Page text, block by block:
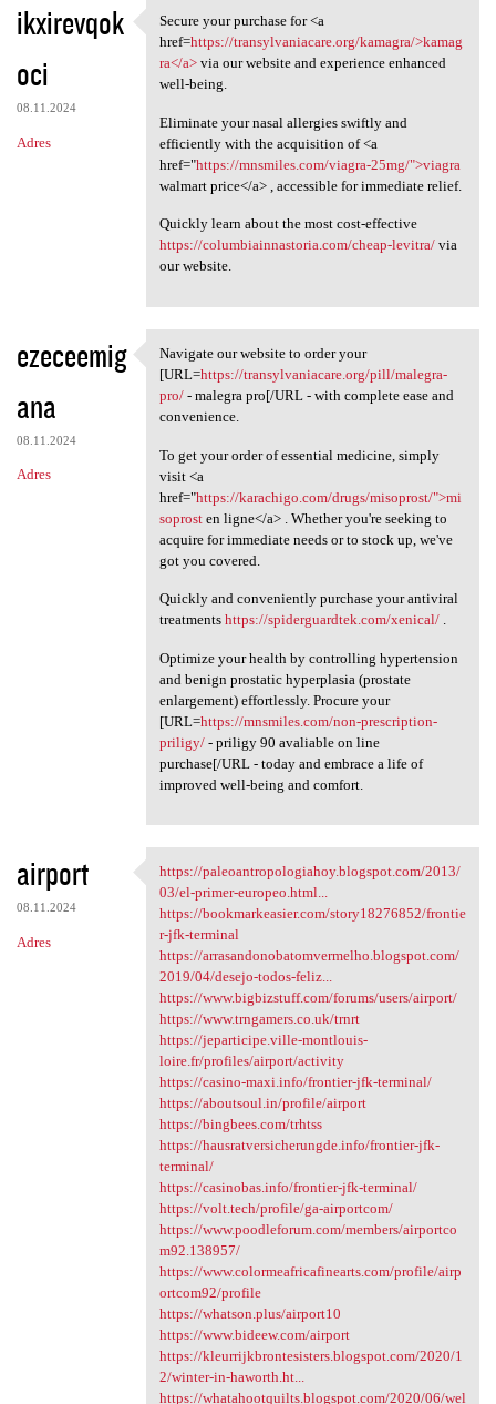
ikxirevqok
oci
08.11.2024
Adres
Secure your purchase for <a
Secure your purchase for <a
href=https://transylvaniacare.org/kamagra/>kamag
ra</a>via our website and experience enhanced
well-being.
Eliminate your nasal allergies swiftly and
efficiently with the acquisition of <a
href="https://mnsmiles.com/viagra-25mg/">viagra
walmart price</a> , accessible for immediate relief.
Quickly learn about the most cost-effective
https://columbiainnastoria.com/cheap-levitra/via
our website.
ezeceemig
ana
08.11.2024
Adres
Navigate our website to order
Navigate our website to order your
[URL=https://transylvaniacare.org/pill/malegra-
pro/- malegra pro[/URL - with complete ease and
convenience.
To get your order of essential medicine, simply
visit <a
href="https://karachigo.com/drugs/misoprost/">mi
soprosten ligne</a> . Whether you're seeking to
acquire for immediate needs or to stock up, we've
got you covered.
Quickly and conveniently purchase your antiviral
treatments https://spiderguardtek.com/xenical/.
Optimize your health by controlling hypertension
and benign prostatic hyperplasia (prostate
enlargement) effortlessly. Procure your
[URL=https://mnsmiles.com/non-prescription-
priligy/- priligy 90 avaliable on line
purchase[/URL - today and embrace a life of
improved well-being and comfort.
airport
08.11.2024
Adres
https://paleoantropologiahoy
https://paleoantropologiahoy.blogspot.com/2013/
03/el-primer-europeo.html...
https://bookmarkeasier.com/story18276852/frontie
r-jfk-terminal
https://arrasandonobatomvermelho.blogspot.com/
2019/04/desejo-todos-feliz...
https://www.bigbizstuff.com/forums/users/airport/
https://www.trngamers.co.uk/trnrt
https://jeparticipe.ville-montlouis-
loire.fr/profiles/airport/activity
https://casino-maxi.info/frontier-jfk-terminal/
https://aboutsoul.in/profile/airport
https://bingbees.com/trhtss
https://hausratversicherungde.info/frontier-jfk-
terminal/
https://casinobas.info/frontier-jfk-terminal/
https://volt.tech/profile/ga-airportcom/
https://www.poodleforum.com/members/airportco
m92.138957/
https://www.colormeafricafinearts.com/profile/airp
ortcom92/profile
https://whatson.plus/airport10
https://www.bideew.com/airport
https://kleurrijkbrontesisters.blogspot.com/2020/1
2/winter-in-haworth.ht...
https://whatahootquilts.blogspot.com/2020/06/wel